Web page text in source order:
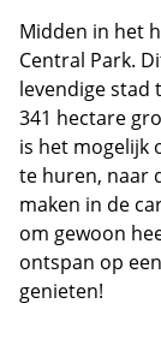
Midden in het
Central Park.
levendige stad
341 hectare
is het mogelijk
te huren, naar
maken in de
om gewoon
ontspan op
genieten!